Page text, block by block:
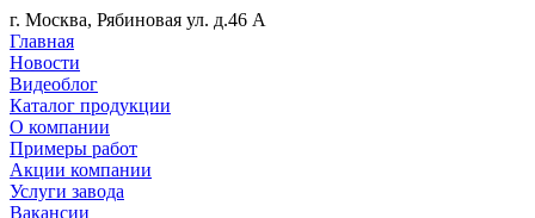
г. Москва, Рябиновая ул. д.46 А
Главная
Новости
Видеоблог
Каталог продукции
О компании
Примеры работ
Акции компании
Услуги завода
Вакансии